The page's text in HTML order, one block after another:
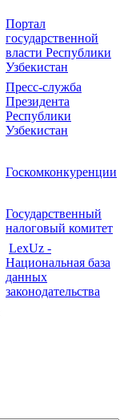
Портал
государственной
власти Республики
Узбекистан
Пресс-служба
Президента
Республики
Узбекистан
Госкомконкуренции
Государственный
налоговый комитет
LexUz -
Национальная база
данных
законодательства